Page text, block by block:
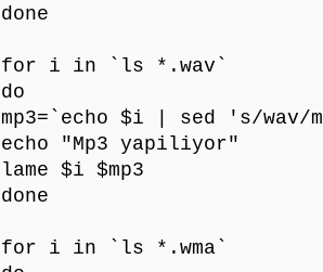
done
for i in `ls *.wav`
do
mp3=`echo $i | sed 's/wav/
echo "Mp3 yapiliyor"
lame $i $mp3
done
for i in `ls *.wma`